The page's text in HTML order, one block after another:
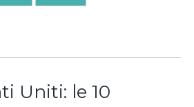
Uniti: le 10